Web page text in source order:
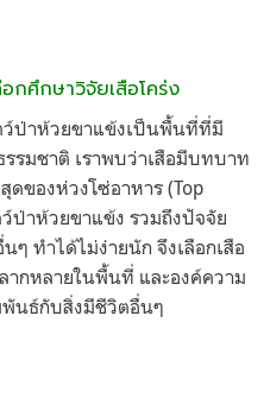
กศึกษาวิจัยเสือโคร่ง
ป่าห้วยขาแข้งเป็นพื้นที่ที่มี
รมชาติ เราพบว่าเสือมีบทบาท
ของห่วงโซ่อาหาร (Top
ป่าห้วยขาแข้ง รวมถึงปัจจัย
ๆ ทำได้ไม่ง่ายนัก จึงเลือกเสือ
กหลายในพื้นที่ และองค์ความ
พันธ์กับสิ่งมีชีวิตอื่นๆ